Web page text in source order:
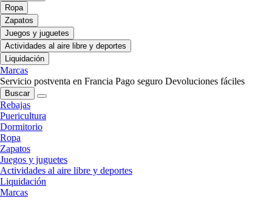
Ropa
Zapatos
Juegos y juguetes
Actividades al aire libre y deportes
Liquidación
Marcas
Servicio postventa en Francia Pago seguro Devoluciones fáciles
Buscar
Rebajas
Puericultura
Dormitorio
Ropa
Zapatos
Juegos y juguetes
Actividades al aire libre y deportes
Liquidación
Marcas